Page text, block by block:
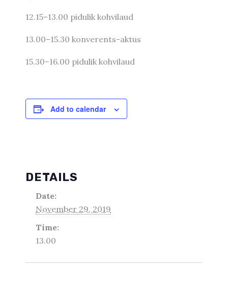
12.15–13.00 pidulik kohvilaud
13.00–15.30 konverents-aktus
15.30–16.00 pidulik kohvilaud
Add to calendar
DETAILS
Date:
November 29, 2019
Time:
13.00